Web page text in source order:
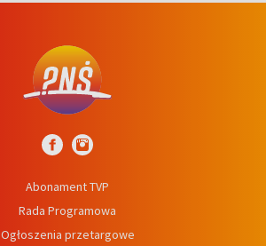
Abonament TVP
Rada Programowa
Ogłoszenia przetargowe